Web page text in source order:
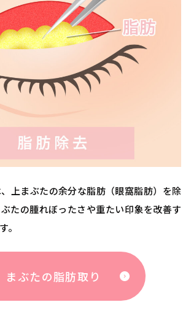
、上まぶたの余分な脂肪（眼窩脂肪）を除
たの腫れぼったさや重たい印象を改善す
。
まぶたの脂肪取り